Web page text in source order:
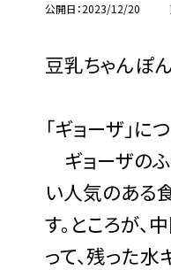
公開日 2023/12/20
豆乳ちゃん
「ギョーザ」に
ギョーザのふ
い人気のある
す。ところが
って、残った